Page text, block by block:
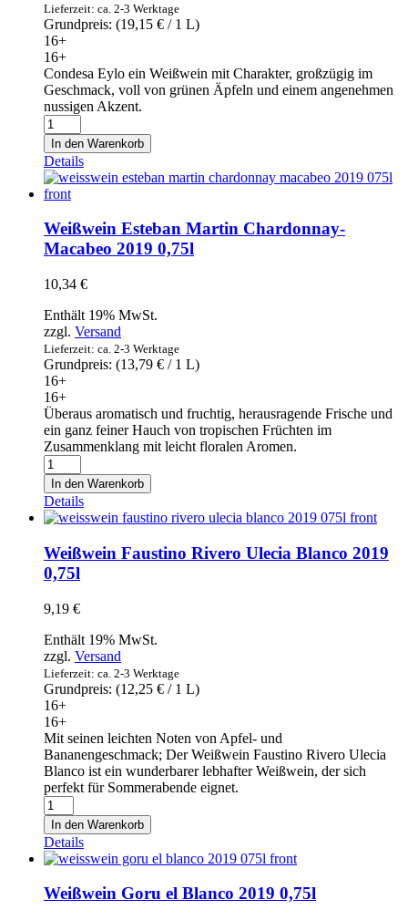
Lieferzeit: ca. 2-3 Werktage
Grundpreis: (19,15 € / 1 L)
16+
16+
Condesa Eylo ein Weißwein mit Charakter, großzügig im
Geschmack, voll von grünen Äpfeln und einem angenehmen
nussigen Akzent.
Weißwein
Condes
Eylo
Verdejo
2019
0,75l
Menge
In den Warenkorb
Details
Weißwein Esteban Martin Chardonnay-
Macabeo 2019 0,75l
10,34 €
Enthält 19% MwSt.
zzgl. Versand
Lieferzeit: ca. 2-3 Werktage
Grundpreis: (13,79 € / 1 L)
16+
16+
Überaus aromatisch und fruchtig, herausragende Frische und
ein ganz feiner Hauch von tropischen Früchten im
Zusammenklang mit leicht floralen Aromen.
Weißwein
Esteban
Martin
Chardonnay-
Macabeo
2019
0,75l
Menge
In den Warenkorb
Details
Weißwein Faustino Rivero Ulecia Blanco 2019
0,75l
9,19 €
Enthält 19% MwSt.
zzgl. Versand
Lieferzeit: ca. 2-3 Werktage
Grundpreis: (12,25 € / 1 L)
16+
16+
Mit seinen leichten Noten von Apfel- und
Bananengeschmack; Der Weißwein Faustino Rivero Ulecia
Blanco ist ein wunderbarer lebhafter Weißwein, der sich
perfekt für Sommerabende eignet.
Weißwein
Faustino
Rivero
Ulecia
Blanco
2019
0,75l
In den Warenkorb
Details
Weißwein Goru el Blanco 2019 0,75l